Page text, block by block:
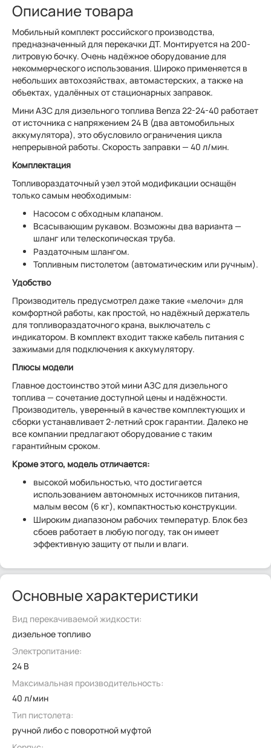
Описание товара
Мобильный комплект российского производства,
предназначенный для перекачки ДТ. Монтируется на 200-
литровую бочку. Очень надёжное оборудование для
некоммерческого использования. Широко применяется в
небольших автохозяйствах, автомастерских, а также на
объектах, удалённых от стационарных заправок.
Мини АЗС для дизельного топлива Benza 22-24-40 работает
от источника с напряжением 24 В (два автомобильных
аккумулятора), это обусловило ограничения цикла
непрерывной работы. Скорость заправки — 40 л/мин.
Комплектация
Топливораздаточный узел этой модификации оснащён
только самым необходимым:
Насосом с обходным клапаном.
Всасывающим рукавом. Возможны два варианта —
шланг или телескопическая труба.
Раздаточным шлангом.
Топливным пистолетом (автоматическим или ручным).
Удобство
Производитель предусмотрел даже такие «мелочи» для
комфортной работы, как простой, но надёжный держатель
для топливораздаточного крана, выключатель с
индикатором. В комплект входит также кабель питания с
зажимами для подключения к аккумулятору.
Плюсы модели
Главное достоинство этой мини АЗС для дизельного
топлива — сочетание доступной цены и надёжности.
Производитель, уверенный в качестве комплектующих и
сборки устанавливает 2-летний срок гарантии. Далеко не
все компании предлагают оборудование с таким
гарантийным сроком.
Кроме этого, модель отличается:
высокой мобильностью, что достигается
использованием автономных источников питания,
малым весом (6 кг), компактностью конструкции.
Широким диапазоном рабочих температур. Блок без
сбоев работает в любую погоду, так он имеет
эффективную защиту от пыли и влаги.
Основные характеристики
Вид перекачиваемой жидкости:
дизельное топливо
Электропитание:
24 В
Максимальная производительность:
40 л/мин
Тип пистолета:
ручной либо с поворотной муфтой